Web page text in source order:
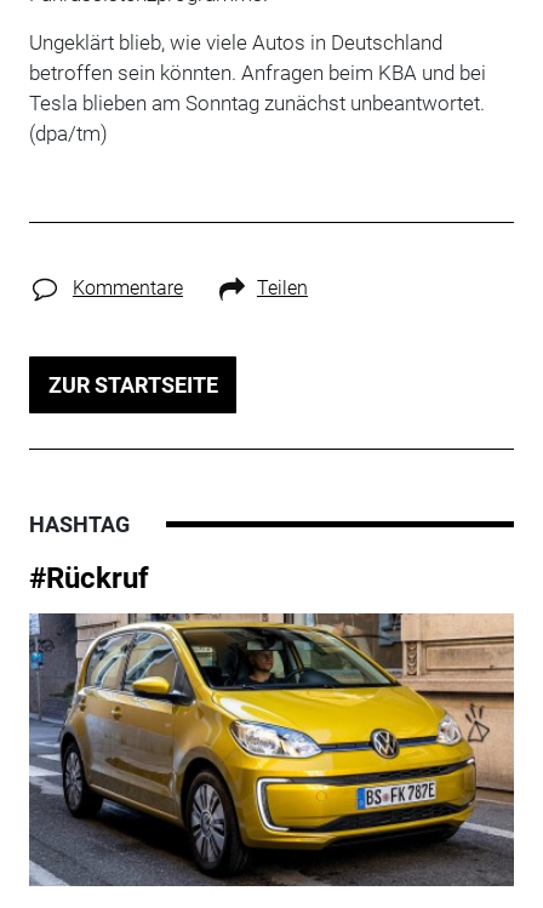
Ungeklärt blieb, wie viele Autos in Deutschland
betroffen sein könnten. Anfragen beim KBA und bei
Tesla blieben am Sonntag zunächst unbeantwortet.
(dpa/tm)
Kommentare Teilen
ZUR STARTSEITE
HASHTAG
#Rückruf